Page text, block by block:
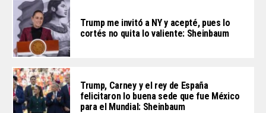
Trump me invitó a NY y acepté, pues lo
cortés no quita lo valiente: Sheinbaum
Trump, Carney y el rey de España
felicitaron lo buena sede que fue México
para el Mundial: Sheinbaum